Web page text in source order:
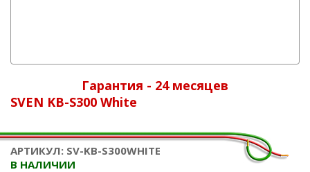
Гарантия - 24 месяцев
SVEN KB-S300 White
АРТИКУЛ: SV-KB-S300WHITE
В НАЛИЧИИ